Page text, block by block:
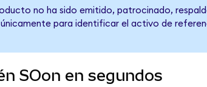
no ha sido emitido, patrocinado,
para identificar el activo de
SOon en segundos